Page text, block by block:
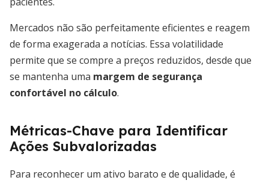
Mercados não são perfeitamente eficientes e reagem
de forma exagerada a notícias. Essa volatilidade
permite que se compre a preços reduzidos, desde que
se mantenha uma margem de segurança
confortável no cálculo.
Métricas-Chave para Identificar
Ações Subvalorizadas
Para reconhecer um ativo barato e de qualidade, é